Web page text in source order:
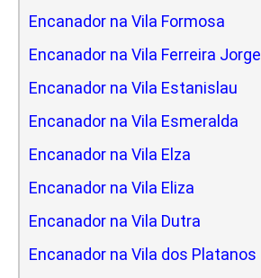
Encanador na Vila Formosa
Encanador na Vila Ferreira Jorge
Encanador na Vila Estanislau
Encanador na Vila Esmeralda
Encanador na Vila Elza
Encanador na Vila Eliza
Encanador na Vila Dutra
Encanador na Vila dos Platanos